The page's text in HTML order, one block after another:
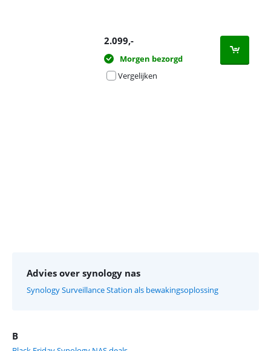
2.099,-
Morgen bezorgd
Vergelijken
Advies over synology nas
Synology Surveillance Station als bewakingsoplossing
B